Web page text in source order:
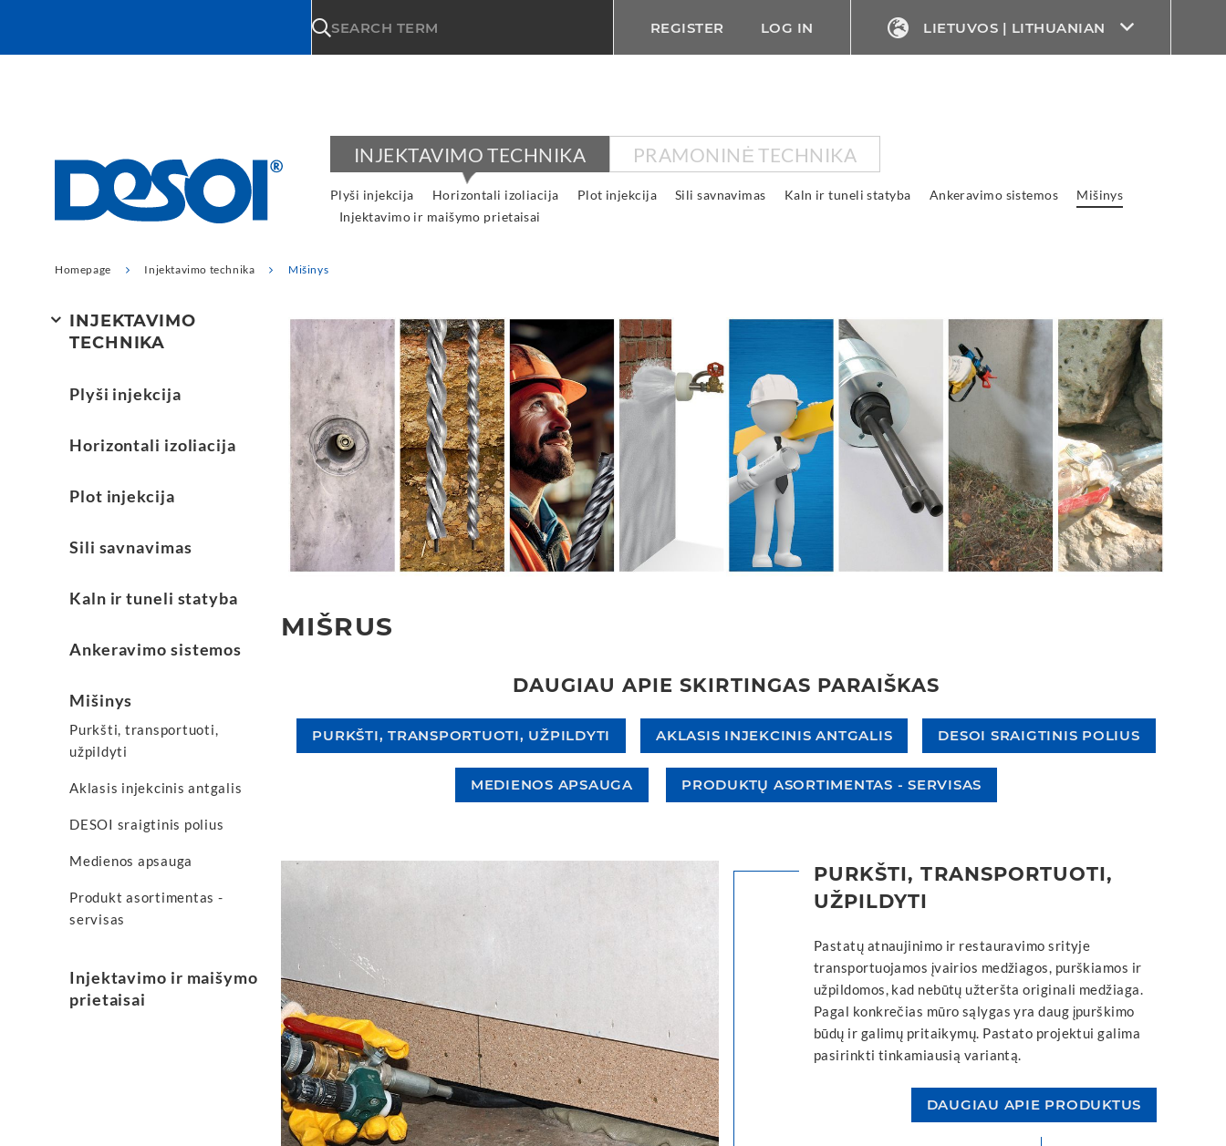
SEARCH TERM REGISTER LOG IN LIETUVOS | LITHUANIAN
INJEKTAVIMO TECHNIKA PRAMONINĖ TECHNIKA
Plyši injekcija Horizontali izoliacija Plot injekcija Sili savnavimas Kaln ir tuneli statyba Ankeravimo sistemos
Mišinys
Injektavimo ir maišymo prietaisai
Homepage Injektavimo technika Mišinys
INJEKTAVIMO
TECHNIKA
Plyši injekcija
Horizontali izoliacija
Plot injekcija
Sili savnavimas
Kaln ir tuneli statyba
Ankeravimo sistemos
Mišinys
Purkšti, transportuoti,
užpildyti
Aklasis injekcinis antgalis
DESOI sraigtinis polius
Medienos apsauga
Produkt asortimentas -
servisas
Injektavimo ir maišymo
prietaisai
MIŠRUS
DAUGIAU APIE SKIRTINGAS PARAIŠKAS
PURKŠTI, TRANSPORTUOTI, UŽPILDYTI AKLASIS INJEKCINIS ANTGALIS DESOI SRAIGTINIS POLIUS
MEDIENOS APSAUGA PRODUKTŲ ASORTIMENTAS - SERVISAS
PURKŠTI, TRANSPORTUOTI,
UŽPILDYTI
Pastatų atnaujinimo ir restauravimo srityje
transportuojamos įvairios medžiagos, purškiamos ir
užpildomos, kad nebūtų užteršta originali medžiaga.
Pagal konkrečias mūro sąlygas yra daug įpurškimo
būdų ir galimų pritaikymų. Pastato projektui galima
pasirinkti tinkamiausią variantą.
DAUGIAU APIE PRODUKTUS